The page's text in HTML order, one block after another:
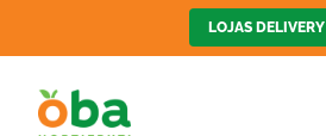
LOJAS DELIVERY